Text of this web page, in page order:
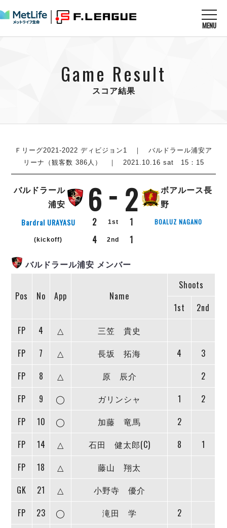
MENU
すべてのニュース
U-23選抜
チケット
メディア情報
その他
試合を観る MATCHES
順位表
戦績表
警告・退場・出場停止選手
個人ランキング｜ゴール
個人ランキング｜シュート
個人ランキング｜シュート成功率
メットライフ生命Ｆ２リーグ
順位表
警告・退場・出場停止選手
個人ランキング｜シュート
個人ランキング｜第2PK
メットライフ生命Ｆリーグカップ 2026
大会概要
アリーナ情報
チケット情報
過去の記録
エスポラーダ北海道
バルドラール浦安
フウガドールすみだ
立川アスレティックFC
ペスカドーラ町田
ボアルース長野
シュライカー大阪
メットライフ生命Ｆ２リーグ
ヴォスクオーレ仙台
リガーレヴィア葛飾
Y．S．C．C．横浜
ヴィンセドール白山
アグレミーナ浜松
ポルセイド浜田
ミラクルスマイル新居浜
チケットを買う TICKET
アリーナ情報 ARENA
リーグ概要 ABOUT US
リーグ概要
大会概要
クラブライセンス関連
過去の記録 ARCHIVE
過去の試合記録
ディビジョン2 試合記録
Ｆリーグカップ 試合記録
リーグ統計データ
記念ゴール
担当審判員
選手の通算記録（Ｆ１）
バルドラール浦安
フウガドールすみだ
しながわシティ
プロジェクト PROJECT
ABeam AWARD
DIVISION 02
Game Result
スコア結果
Ｆリーグ2021-2022 ディビジョン1
｜ バルドラール浦安ア
リーナ（観客数 386人） ｜ 2021.10.16 sat 15：15
バルドラール
浦安
6 2
ボアルース長
野
Bardral URAYASU 2 1st 1 BOALUZ NAGANO
(kickoff) 4 2nd
1
バルドラール浦安 メンバー
Pos No App Name
Shoots
1st
2nd
FP
4 △
三笠 貴史
FP
7 △ 長坂 拓海 4
3
FP
8 △ 原 辰介
2
FP
9 ◯ ガリンシャ 1
2
FP
10 ◯ 加藤 竜馬
2
FP
14 △ 石田 健太郎(C) 8
1
FP
18 △
藤山 翔太
GK
21 △
小野寺 優介
FP
23 ◯ 滝田 学
2